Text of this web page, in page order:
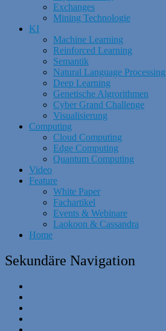
Exchanges
Mining Technologie
KI
Machine Learning
Reinforced Learning
Semantik
Natural Language Processing
Deep Learning
Genetische Algrorithmen
Cyber Grand Challenge
Visualisierung
Computing
Cloud Computing
Edge Computing
Quantum Computing
Video
Feature
White Paper
Fachartikel
Events & Webinare
Laokoon & Cassandra
Home
Sekundäre Navigation